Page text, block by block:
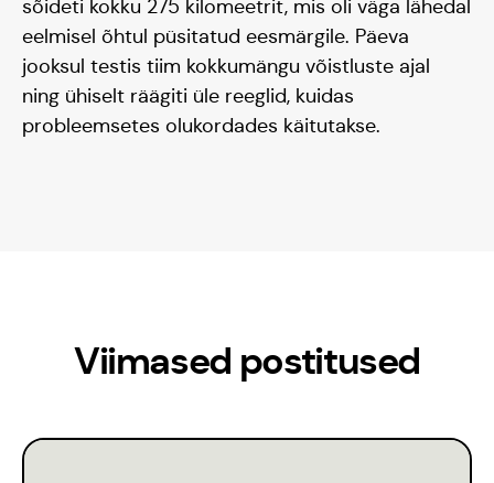
Kontakt
sõideti kokku 275 kilomeetrit, mis oli väga lähedal
eelmisel õhtul püsitatud eesmärgile. Päeva
jooksul testis tiim kokkumängu võistluste ajal
ning ühiselt räägiti üle reeglid, kuidas
probleemsetes olukordades käitutakse.
Viimased postitused